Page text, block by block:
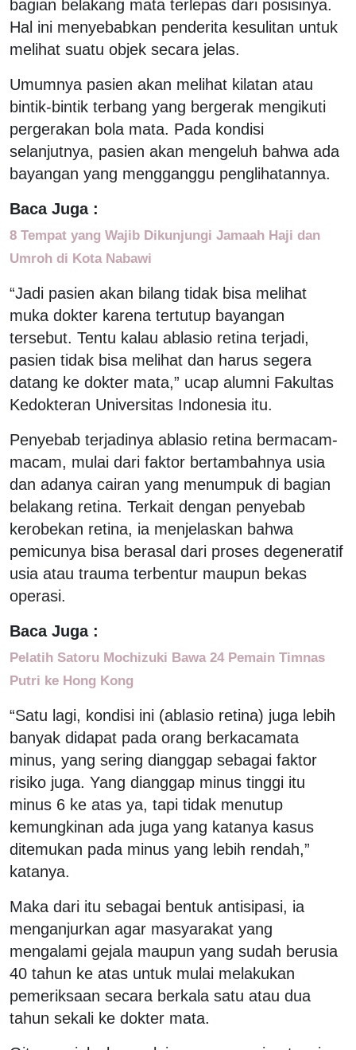
bagian belakang mata terlepas dari posisinya.
Hal ini menyebabkan penderita kesulitan untuk
melihat suatu objek secara jelas.
Umumnya pasien akan melihat kilatan atau
bintik-bintik terbang yang bergerak mengikuti
pergerakan bola mata. Pada kondisi
selanjutnya, pasien akan mengeluh bahwa ada
bayangan yang mengganggu penglihatannya.
Baca Juga :
8 Tempat yang Wajib Dikunjungi Jamaah Haji dan
Umroh di Kota Nabawi
“Jadi pasien akan bilang tidak bisa melihat
muka dokter karena tertutup bayangan
tersebut. Tentu kalau ablasio retina terjadi,
pasien tidak bisa melihat dan harus segera
datang ke dokter mata,” ucap alumni Fakultas
Kedokteran Universitas Indonesia itu.
Penyebab terjadinya ablasio retina bermacam-
macam, mulai dari faktor bertambahnya usia
dan adanya cairan yang menumpuk di bagian
belakang retina. Terkait dengan penyebab
kerobekan retina, ia menjelaskan bahwa
pemicunya bisa berasal dari proses degeneratif
usia atau trauma terbentur maupun bekas
operasi.
Baca Juga :
Pelatih Satoru Mochizuki Bawa 24 Pemain Timnas
Putri ke Hong Kong
“Satu lagi, kondisi ini (ablasio retina) juga lebih
banyak didapat pada orang berkacamata
minus, yang sering dianggap sebagai faktor
risiko juga. Yang dianggap minus tinggi itu
minus 6 ke atas ya, tapi tidak menutup
kemungkinan ada juga yang katanya kasus
ditemukan pada minus yang lebih rendah,”
katanya.
Maka dari itu sebagai bentuk antisipasi, ia
menganjurkan agar masyarakat yang
mengalami gejala maupun yang sudah berusia
40 tahun ke atas untuk mulai melakukan
pemeriksaan secara berkala satu atau dua
tahun sekali ke dokter mata.